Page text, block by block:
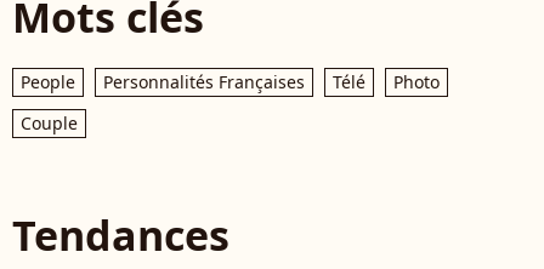
Mots clés
People Personnalités Françaises Télé
Photo
Couple
Tendances